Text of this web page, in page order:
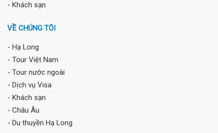
- Khách sạn
VỀ CHÚNG TÔI
- Hạ Long
- Tour Việt Nam
- Tour nước ngoài
- Dịch vụ Visa
- Khách sạn
- Châu Âu
- Du thuyền Hạ Long